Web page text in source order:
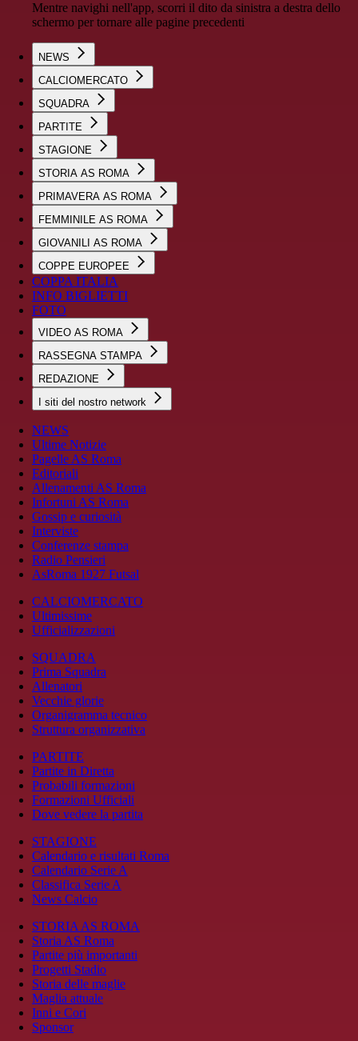
Mentre navighi nell'app, scorri il dito da sinistra a destra dello
schermo per tornare alle pagine precedenti
NEWS
CALCIOMERCATO
SQUADRA
PARTITE
STAGIONE
STORIA AS ROMA
PRIMAVERA AS ROMA
FEMMINILE AS ROMA
GIOVANILI AS ROMA
COPPE EUROPEE
COPPA ITALIA
INFO BIGLIETTI
FOTO
VIDEO AS ROMA
RASSEGNA STAMPA
REDAZIONE
I siti del nostro network
NEWS
Ultime Notizie
Pagelle AS Roma
Editoriali
Allenamenti AS Roma
Infortuni AS Roma
Gossip e curiosità
Interviste
Conferenze stampa
Radio Pensieri
AsRoma 1927 Futsal
CALCIOMERCATO
Ultimissime
Ufficializzazioni
SQUADRA
Prima Squadra
Allenatori
Vecchie glorie
Organigramma tecnico
Struttura organizzativa
PARTITE
Partite in Diretta
Probabili formazioni
Formazioni Ufficiali
Dove vedere la partita
STAGIONE
Calendario e risultati Roma
Calendario Serie A
Classifica Serie A
News Calcio
STORIA AS ROMA
Storia AS Roma
Partite più importanti
Progetti Stadio
Storia delle maglie
Maglia attuale
Inni e Cori
Sponsor